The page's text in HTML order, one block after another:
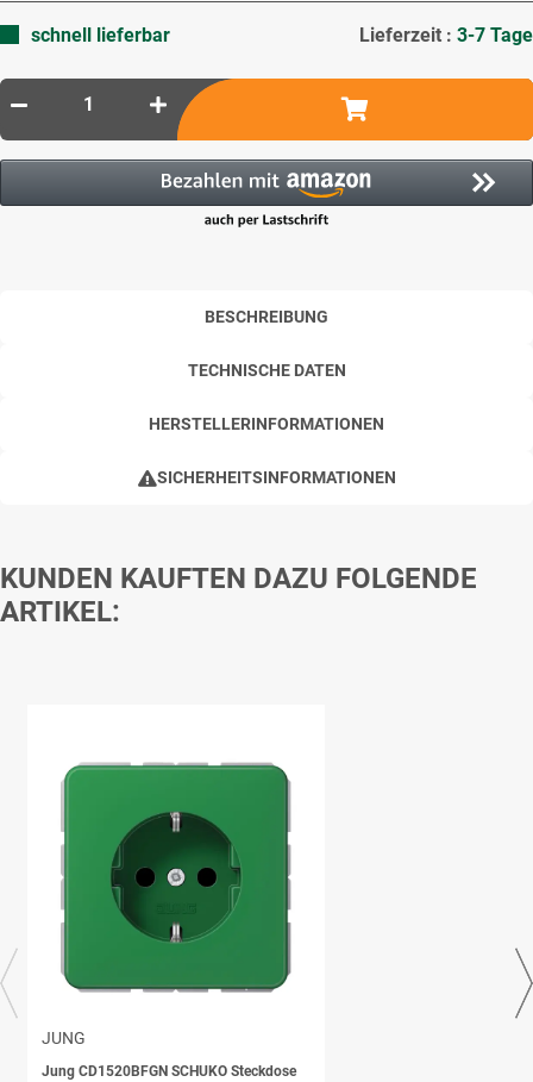
schnell lieferbar Lieferzeit : 3-7 Tage
BESCHREIBUNG
TECHNISCHE DATEN
HERSTELLERINFORMATIONEN
SICHERHEITSINFORMATIONEN
KUNDEN KAUFTEN DAZU FOLGENDE
ARTIKEL:
JUNG
Jung CD1520BFGN SCHUKO Steckdose